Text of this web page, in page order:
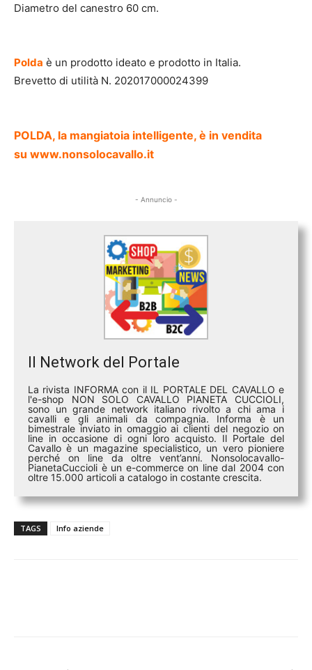
Diametro del canestro 60 cm.
Polda è un prodotto ideato e prodotto in Italia.
Brevetto di utilità N. 202017000024399
POLDA, la mangiatoia intelligente, è in vendita
su www.nonsolocavallo.it
- Annuncio -
Il Network del Portale
La rivista INFORMA con il IL PORTALE DEL CAVALLO e
l'e-shop NON SOLO CAVALLO PIANETA CUCCIOLI,
sono un grande network italiano rivolto a chi ama i
cavalli e gli animali da compagnia. Informa è un
bimestrale inviato in omaggio ai clienti del negozio on
line in occasione di ogni loro acquisto. Il Portale del
Cavallo è un magazine specialistico, un vero pioniere
perché on line da oltre vent’anni. Nonsolocavallo-
PianetaCuccioli è un e-commerce on line dal 2004 con
oltre 15.000 articoli a catalogo in costante crescita.
TAGS Info aziende